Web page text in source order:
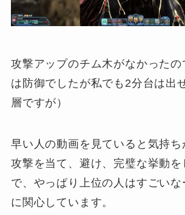
攻撃アップのチム木がなかったの
は防御でしたが私でも2分台は出
層ですが）
早い人の動画を見ていると気持ち
攻撃を当て、避け、完璧な挙動を
で、やっぱり上位の人はすごいな
に関心しています。